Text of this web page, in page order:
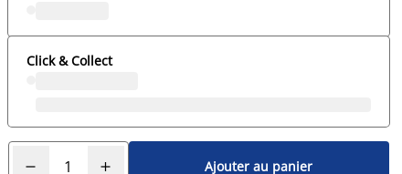
Click & Collect
Ajouter au panier